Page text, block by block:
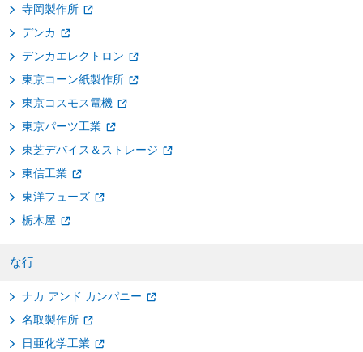
寺岡製作所
デンカ
デンカエレクトロン
東京コーン紙製作所
東京コスモス電機
東京パーツ工業
東芝デバイス＆ストレージ
東信工業
東洋フューズ
栃木屋
な行
ナカ アンド カンパニー
名取製作所
日亜化学工業